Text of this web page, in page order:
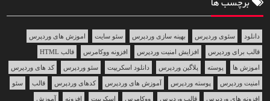
دانلود سئوی وردپرس بهینه سازی وردپرس سئو سایت اموزش های وردپرس
قالب برای وردپرس افزایش امنیت وردپرس افزونه ووکامرس قالب HTML
اموزش ها پوسته پلاگین وردپرس دانلود اسکریپت سئو وردپرس کد های وردپرس
امنیت وردپرس پوسته وردپرس آموزش های وردپرس کدهای وردپرس قالب سئو
افزونه های وردپرس قالب وردپرس ووکامرس اسکریپت افزونه آموزش